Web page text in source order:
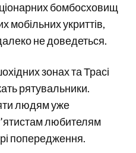
бомбосховищ
мобільних укриттів,
не доведеться.
зонах та Трасі
рятувальники.
людям уже
любителям
попередження.